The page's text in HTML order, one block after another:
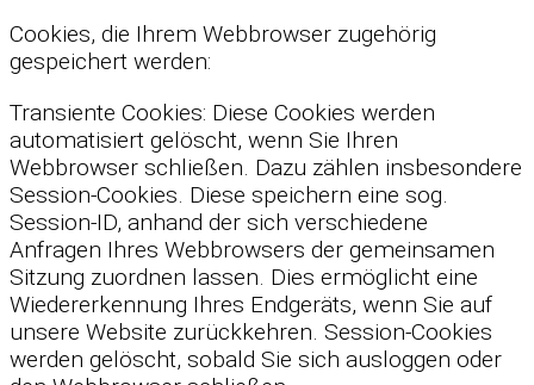
Cookies, die Ihrem Webbrowser zugehörig
gespeichert werden:
Transiente Cookies: Diese Cookies werden
automatisiert gelöscht, wenn Sie Ihren
Webbrowser schließen. Dazu zählen insbesondere
Session-Cookies. Diese speichern eine sog.
Session-ID, anhand der sich verschiedene
Anfragen Ihres Webbrowsers der gemeinsamen
Sitzung zuordnen lassen. Dies ermöglicht eine
Wiedererkennung Ihres Endgeräts, wenn Sie auf
unsere Website zurückkehren. Session-Cookies
werden gelöscht, sobald Sie sich ausloggen oder